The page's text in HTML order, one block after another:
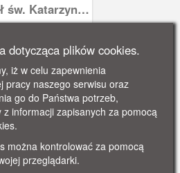
św. Katarzyny i
Die
und die(łączącego
na Starym
(wybudowany w
Raduni) oraz
dotycząca plików cookies.
iż w celu zapewnienia
pracy naszego serwisu oraz
go do Państwa potrzeb,
z informacji zapisanych za pomocą
można kontrolować za pomocą
przeglądarki.